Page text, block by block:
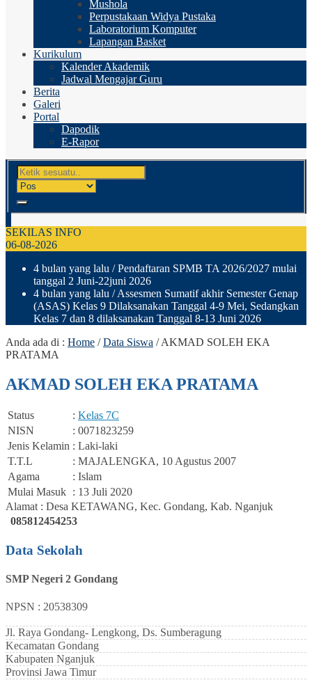
Mushola
Perpustakaan Widya Pustaka
Laboratorium Komputer
Lapangan Basket
Kurikulum
Kalender Akademik
Jadwal Mengajar Guru
Berita
Galeri
Portal
Dapodik
E-Rapor
SEKILAS INFO
06-08-2026
4 bulan yang lalu / Pendaftaran SPMB TA 2026/2027 mulai
tanggal 2 Juni-22juni 2026
4 bulan yang lalu / Assesmen Sumatif akhir Semester Genap
(ASAS) Kelas 9 Dilaksanakan Tanggal 4-9 Mei, Sedangkan
Kelas 7 dan 8 dilaksanakan Tanggal 8-13 Juni 2026
Anda ada di : Home /Data Siswa /AKMAD SOLEH EKA
PRATAMA
AKMAD SOLEH EKA PRATAMA
Status : Kelas 7C
NISN
: 0071823259
Jenis Kelamin : Laki-laki
T.T.L
: MAJALENGKA, 10 Agustus 2007
Agama
: Islam
Mulai Masuk : 13 Juli 2020
Alamat : Desa KETAWANG, Kec. Gondang, Kab. Nganjuk
085812454253
Data Sekolah
SMP Negeri 2 Gondang
NPSN : 20538309
Jl. Raya Gondang- Lengkong, Ds. Sumberagung
Kecamatan Gondang
Kabupaten Nganjuk
Provinsi Jawa Timur